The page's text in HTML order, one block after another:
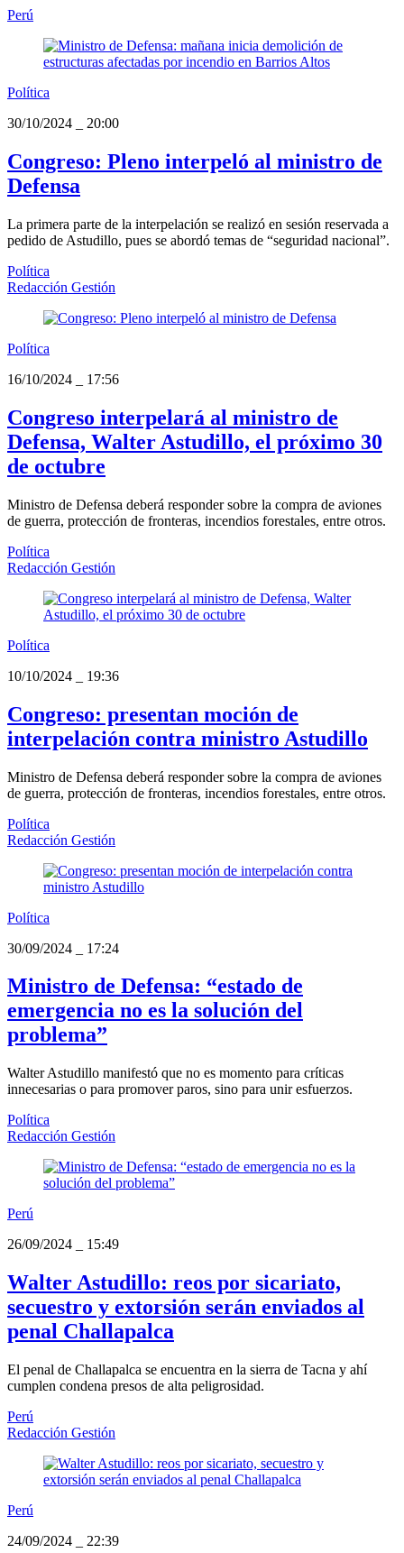
Perú
Política
30/10/2024
20:00
Congreso: Pleno interpeló al ministro de
Defensa
La primera parte de la interpelación se realizó en sesión reservada a
pedido de Astudillo, pues se abordó temas de “seguridad nacional”.
Política
Redacción Gestión
Política
16/10/2024
17:56
Congreso interpelará al ministro de
Defensa, Walter Astudillo, el próximo 30
de octubre
Ministro de Defensa deberá responder sobre la compra de aviones
de guerra, protección de fronteras, incendios forestales, entre otros.
Política
Redacción Gestión
Política
10/10/2024
19:36
Congreso: presentan moción de
interpelación contra ministro Astudillo
Ministro de Defensa deberá responder sobre la compra de aviones
de guerra, protección de fronteras, incendios forestales, entre otros.
Política
Redacción Gestión
Política
30/09/2024
17:24
Ministro de Defensa: “estado de
emergencia no es la solución del
problema”
Walter Astudillo manifestó que no es momento para críticas
innecesarias o para promover paros, sino para unir esfuerzos.
Política
Redacción Gestión
Perú
26/09/2024
15:49
Walter Astudillo: reos por sicariato,
secuestro y extorsión serán enviados al
penal Challapalca
El penal de Challapalca se encuentra en la sierra de Tacna y ahí
cumplen condena presos de alta peligrosidad.
Perú
Redacción Gestión
Perú
24/09/2024
22:39